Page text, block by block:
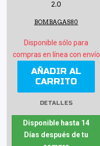
2.0
BOMBAGAS80
Disponible sólo para
compras en línea con envío
AÑADIR AL
CARRITO
DETALLES
Disponible hasta 14
Días después de tu